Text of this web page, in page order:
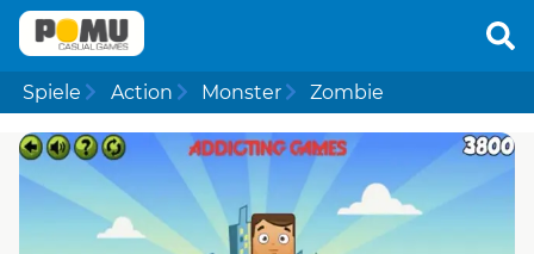
Spiele Action Monster Zombie